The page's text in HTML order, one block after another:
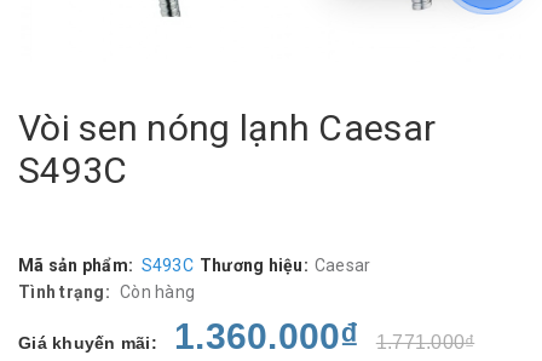
Vòi sen nóng lạnh Caesar
S493C
Mã sản phẩm: S493C Thương hiệu: Caesar
Tình trạng: Còn hàng
Giá khuyến mãi: 1.360.000₫ 1.771.000₫